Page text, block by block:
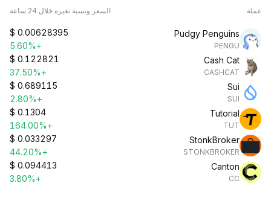
عملة السعر ونسبة تغيره خلال 24 ساعة
Pudgy Penguins
PENGU
$ 0.00628395
+5.60%
Cash Cat
CASHCAT
$ 0.122821
+37.50%
Sui
SUI
$ 0.689115
+2.80%
Tutorial
TUT
$ 0.1304
+164.00%
StonkBroker
STONKBROKER
$ 0.033297
+44.20%
Canton
CC
$ 0.094413
+3.80%